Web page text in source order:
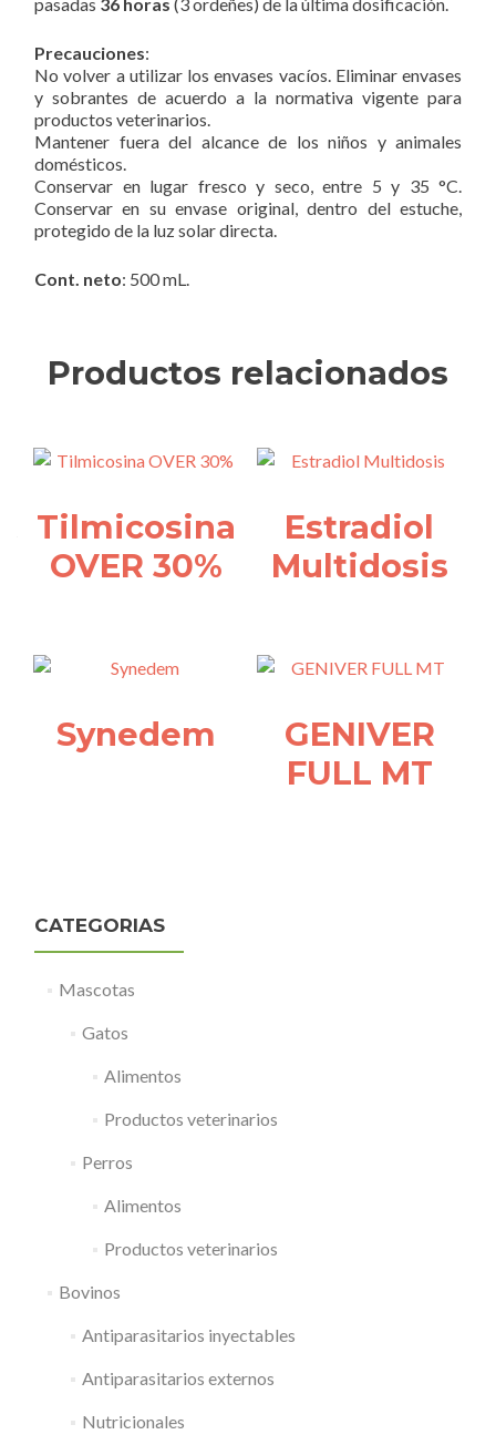
Precauciones:
No volver a utilizar los envases vacíos. Eliminar envases
y sobrantes de acuerdo a la normativa vigente para
productos veterinarios.
Mantener fuera del alcance de los niños y animales
domésticos.
Conservar en lugar fresco y seco, entre 5 y 35 °C.
Conservar en su envase original, dentro del estuche,
protegido de la luz solar directa.
Cont. neto: 500 mL.
Productos relacionados
Tilmicosina
OVER 30%
Estradiol
Multidosis
Synedem
GENIVER
FULL MT
CATEGORIAS
Mascotas
Gatos
Alimentos
Productos veterinarios
Perros
Alimentos
Productos veterinarios
Bovinos
Antiparasitarios inyectables
Antiparasitarios externos
Nutricionales